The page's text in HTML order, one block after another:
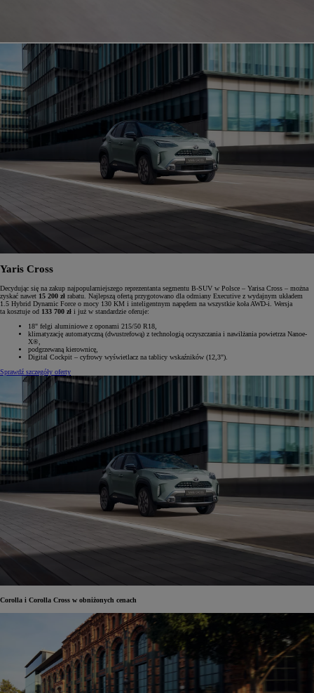
Yaris Cross
Decydując się na zakup najpopularniejszego reprezentanta segmentu B-SUV w Polsce – Yarisa Cross – można
zyskać nawet 15 200 zł rabatu. Najlepszą ofertą przygotowano dla odmiany Executive z wydajnym układem
1.5 Hybrid Dynamic Force o mocy 130 KM i inteligentnym napędem na wszystkie koła AWD-i. Wersja
ta kosztuje od 133 700 zł i już w standardzie oferuje:
18" felgi aluminiowe z oponami 215/50 R18,
klimatyzację automatyczną (dwustrefową) z technologią oczyszczania i nawilżania powietrza Nanoe-
X®,
podgrzewaną kierownicę,
Digital Cockpit – cyfrowy wyświetlacz na tablicy wskaźników (12,3").
Sprawdź szczegóły oferty
Corolla i Corolla Cross w obniżonych cenach